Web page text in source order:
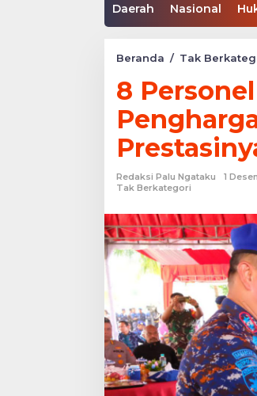
Daerah Nasional
Beranda / Tak
8
Redaksi Palu Ngataku
1
Tak Berkategori